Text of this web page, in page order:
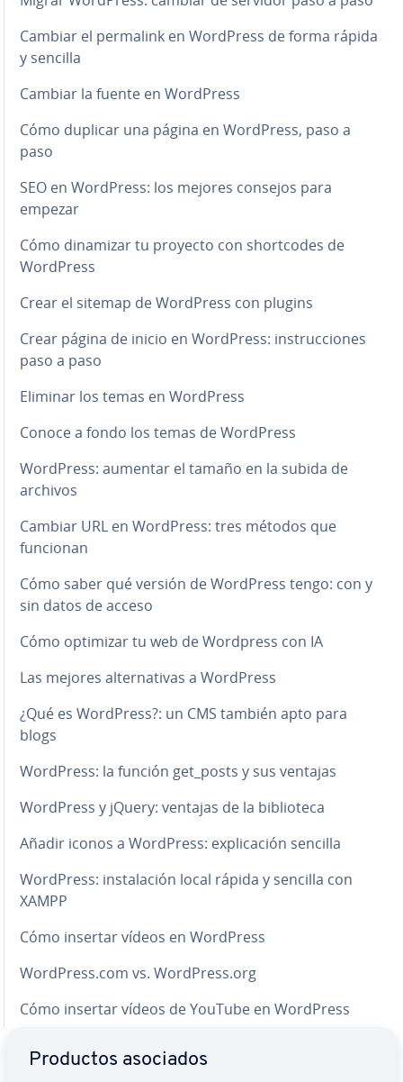
Cambiar el permalink en WordPress de forma rápida
y sencilla
Cambiar la fuente en WordPress
Cómo duplicar una página en WordPress, paso a
paso
SEO en WordPress: los mejores consejos para
empezar
Cómo dinamizar tu proyecto con sho­r­t­co­des de
WordPress
Crear el sitemap de WordPress con plugins
Crear página de inicio en WordPress: in­s­tru­c­cio­nes
paso a paso
Eliminar los temas en WordPress
Conoce a fondo los temas de WordPress
WordPress: aumentar el tamaño en la subida de
archivos
Cambiar URL en WordPress: tres métodos que
funcionan
Cómo saber qué versión de WordPress tengo: con y
sin datos de acceso
Cómo optimizar tu web de Wordpress con IA
Las mejores al­te­r­na­ti­vas a WordPress
¿Qué es WordPress?: un CMS también apto para
blogs
WordPress: la función get_posts y sus ventajas
WordPress y jQuery: ventajas de la bi­blio­te­ca
Añadir iconos a WordPress: ex­pli­ca­ción sencilla
WordPress: in­s­ta­la­ción local rápida y sencilla con
XAMPP
Cómo insertar vídeos en WordPress
WordPress.com vs. WordPress.org
Cómo insertar vídeos de YouTube en WordPress
Productos asociados